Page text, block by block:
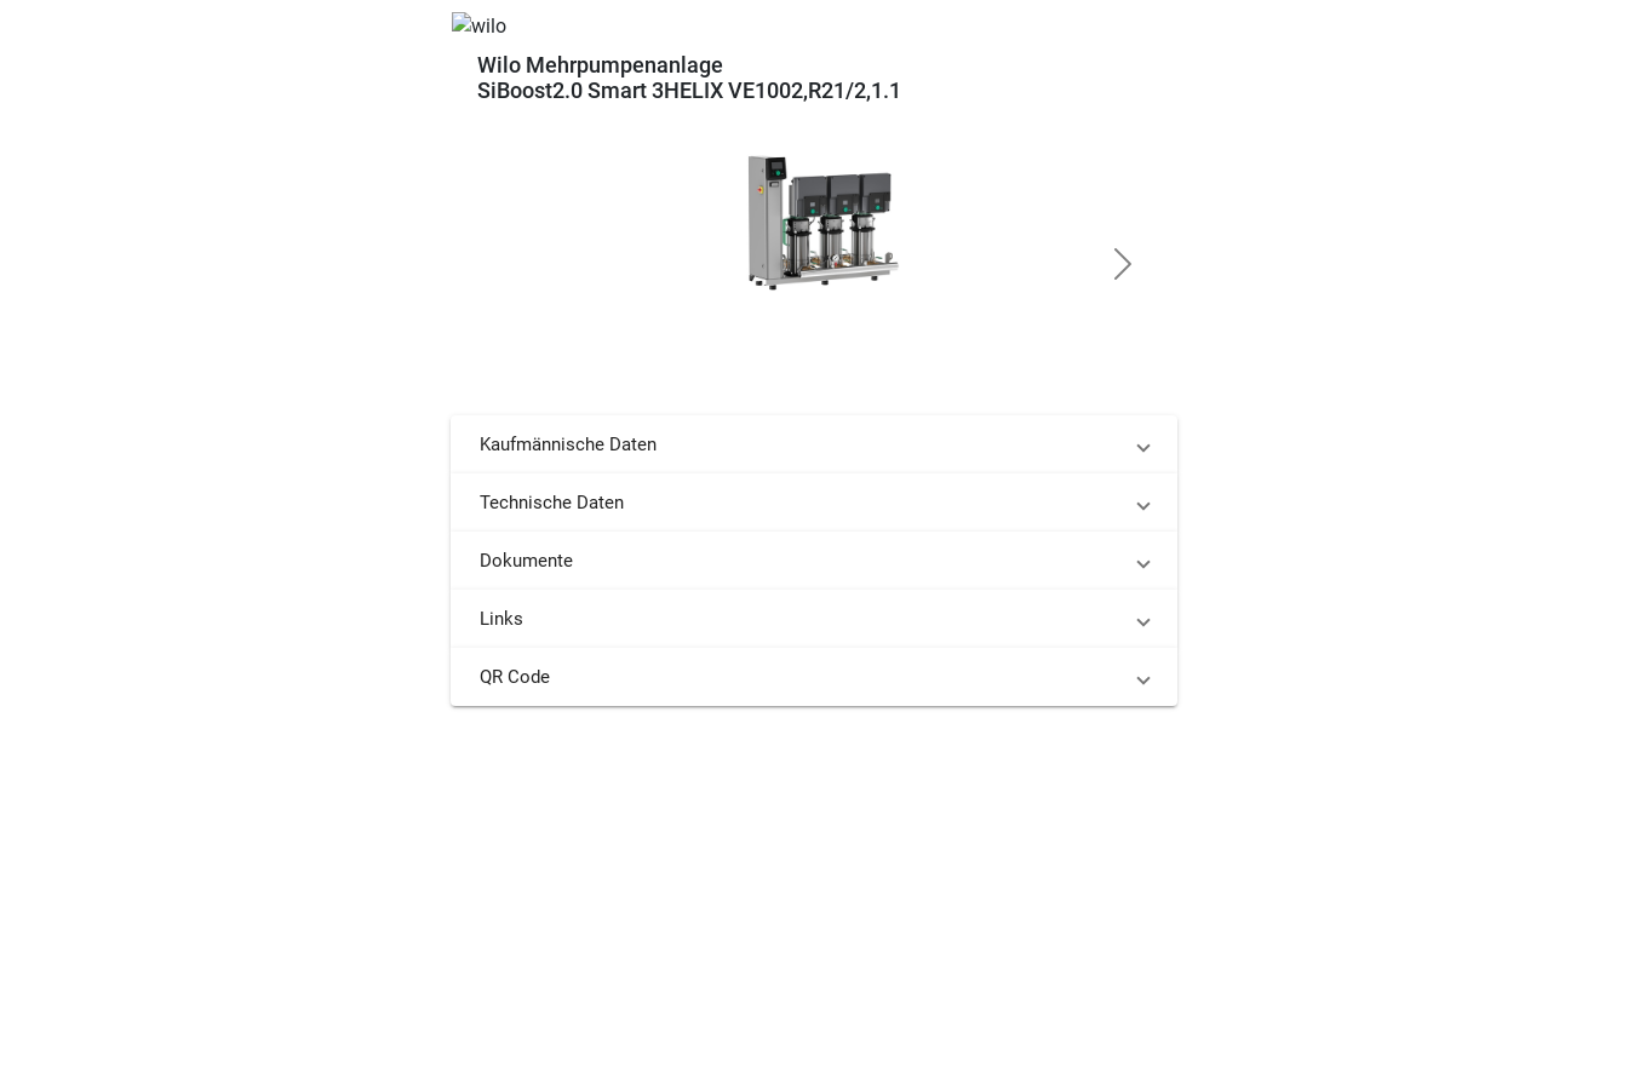
Wilo Mehrpumpenanlage
SiBoost2.0 Smart 3HELIX VE1002,R21/2,1.1
Kaufmännische Daten
Technische Daten
Dokumente
Links
QR Code